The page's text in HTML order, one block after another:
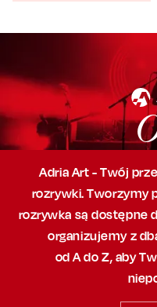
Adria Art - Twój
rozrywki. Tworzymy
rozrywka są dostępne
organizujemy z
od A do Z, aby